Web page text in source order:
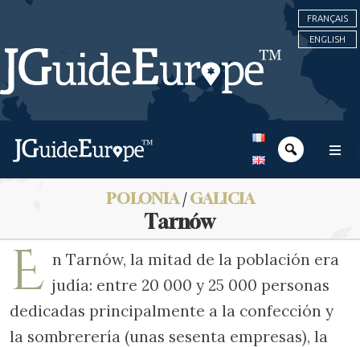
FRANÇAIS
ENGLISH
POLONIA/GALICIA
Tarnów
E n Tarnów, la mitad de la población era
judía: entre 20 000 y 25 000 personas
dedicadas principalmente a la confección y
la sombrerería (unas sesenta empresas), la